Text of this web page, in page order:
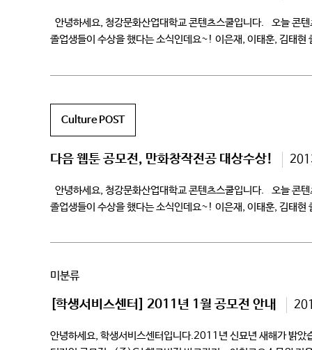
안녕하세요, 청강문화산업대학교 콘텐츠스쿨입니다. 오늘 콘
졸업생들이 수상을 했다는 소식인데요~! 이은재, 이태훈, 김태
Culture POST
다음 웹툰 공모전, 만화창작전공 대상수상!
안녕하세요, 청강문화산업대학교 콘텐츠스쿨입니다. 오늘 콘
졸업생들이 수상을 했다는 소식인데요~! 이은재, 이태훈, 김태
미분류
[학생서비스센터] 2011년 1월 공모전 안내
안녕하세요, 학생서비스센터입니다.2011년 신묘년 새해가 밝